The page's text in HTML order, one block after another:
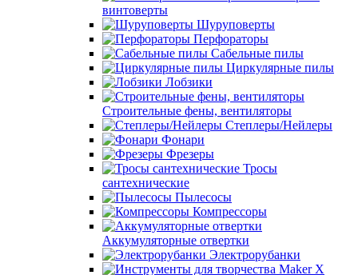
винтоверты
Шуруповерты
Перфораторы
Сабельные пилы
Циркулярные пилы
Лобзики
Строительные фены, вентиляторы
Степлеры/Нейлеры
Фонари
Фрезеры
Тросы
сантехнические
Пылесосы
Компрессоры
Аккумуляторные отвертки
Электрорубанки